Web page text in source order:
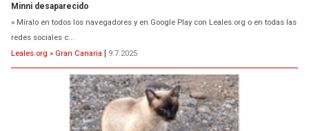
Minni desaparecido
» Míralo en todos los navegadores y en Google Play con Leales.org o en todas las
redes sociales c...
Leales.org » Gran Canaria | 9.7.2025